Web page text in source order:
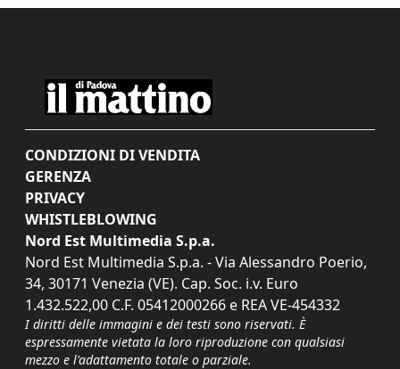
CONDIZIONI DI VENDITA
GERENZA
PRIVACY
WHISTLEBLOWING
Nord Est Multimedia S.p.a.
Nord Est Multimedia S.p.a. - Via Alessandro Poerio,
34, 30171 Venezia (VE). Cap. Soc. i.v. Euro
1.432.522,00 C.F. 05412000266 e REA VE-454332
I diritti delle immagini e dei testi sono riservati. È
espressamente vietata la loro riproduzione con qualsiasi
mezzo e l'adattamento totale o parziale.